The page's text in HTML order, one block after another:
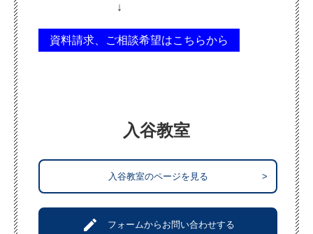
↓
資料請求、ご相談希望はこちらから
入谷教室
入谷教室のページを見る >
create フォームからお問い合わせする